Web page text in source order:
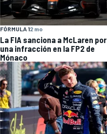
FÓRMULA 12 mo
La FIA sanciona a McLaren por
una infracción en la FP2 de
Mónaco